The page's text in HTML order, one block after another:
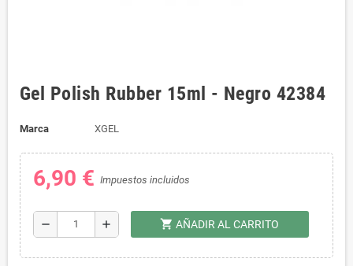
Gel Polish Rubber 15ml - Negro 42384
Marca XGEL
6,90 € Impuestos incluidos
remove add shopping_cart AÑADIR AL CARRITO